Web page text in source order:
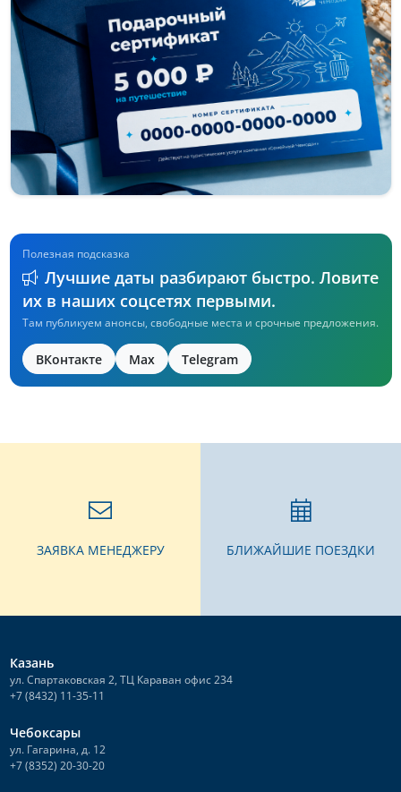
Полезная подсказка
Лучшие даты разбирают быстро. Ловите
их в наших соцсетях первыми.
Там публикуем анонсы, свободные места и срочные предложения.
ВКонтакте Max Telegram
ЗАЯВКА МЕНЕДЖЕРУ БЛИЖАЙШИЕ ПОЕЗДКИ
Казань
ул. Спартаковская 2, ТЦ Караван офис 234
+7 (8432) 11-35-11
Чебоксары
ул. Гагарина, д. 12
+7 (8352) 20-30-20